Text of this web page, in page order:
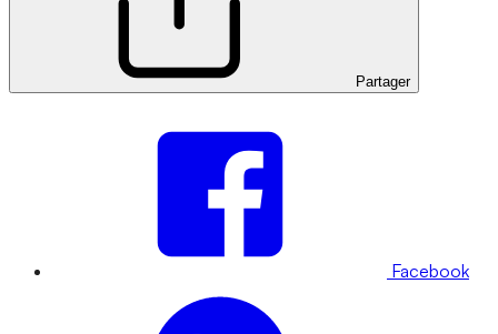
Partager
Facebook